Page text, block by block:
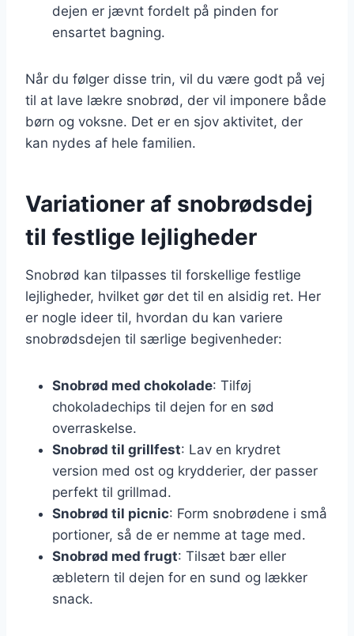
dejen er jævnt fordelt på pinden for
ensartet bagning.
Når du følger disse trin, vil du være godt på vej
til at lave lækre snobrød, der vil imponere både
børn og voksne. Det er en sjov aktivitet, der
kan nydes af hele familien.
Variationer af snobrødsdej
til festlige lejligheder
Snobrød kan tilpasses til forskellige festlige
lejligheder, hvilket gør det til en alsidig ret. Her
er nogle ideer til, hvordan du kan variere
snobrødsdejen til særlige begivenheder:
Snobrød med chokolade: Tilføj
chokoladechips til dejen for en sød
overraskelse.
Snobrød til grillfest: Lav en krydret
version med ost og krydderier, der passer
perfekt til grillmad.
Snobrød til picnic: Form snobrødene i små
portioner, så de er nemme at tage med.
Snobrød med frugt: Tilsæt bær eller
æbletern til dejen for en sund og lækker
snack.